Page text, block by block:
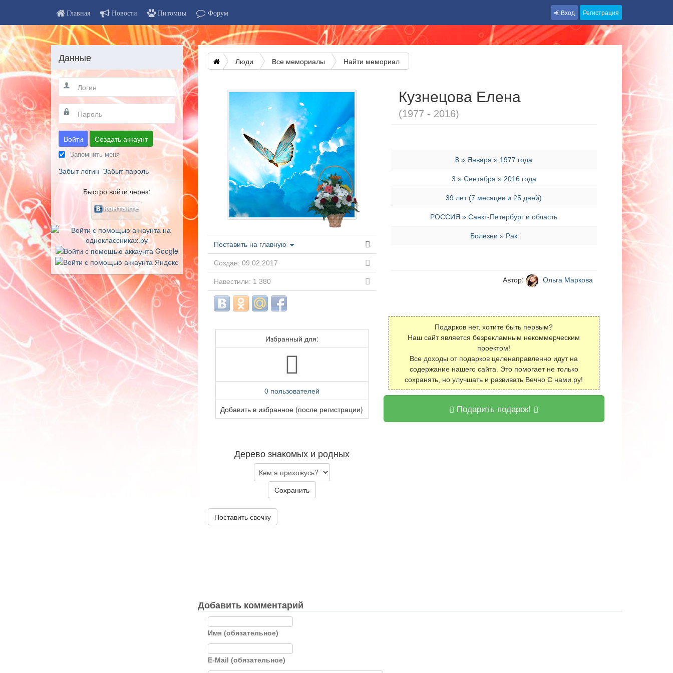
Главная Новости Питомцы Форум Вход Регистрация
Люди Все мемориалы Найти мемориал
Поставить на главную
Создан: 09.02.2017
Навестили: 1 380
Избранный для:
0 пользователей
Добавить в избранное (после регистрации)
Дерево знакомых и родных
Сохранить
Поставить свечку
Кузнецова Елена
(1977 - 2016)
8 » Января » 1977 года
3 » Сентября » 2016 года
39 лет (7 месяцев и 25 дней)
РОССИЯ » Санкт-Петербург и область
Болезни » Рак
Автор: Ольга Маркова
Подарков нет, хотите быть первым?
Наш сайт является безрекламным некоммерческим
проектом!
Все доходы от подарков целенаправленно идут на
содержание нашего сайта. Это помогает не только
сохранять, но улучшать и развивать Вечно С нами.ру!
Подарить подарок!
Добавить комментарий
Имя (обязательное)
E-Mail (обязательное)
Данные
Войти Создать аккаунт
Запомнить меня
Забыт логин Забыт пароль
Быстро войти через: